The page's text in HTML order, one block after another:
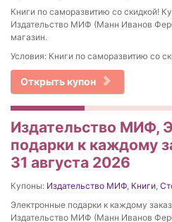
Книги по саморазвитию со скидкой!
Издательство МИФ (Манн Иванов
магазин.
Условия: Книги по саморазвитию со
Открыть купон
Издательство МИФ,
подарки к каждому
31 августа 2026
Купоны: Издательство МИФ, Книги,
Электронные подарки к каждому
Издательство МИФ (Манн Иванов